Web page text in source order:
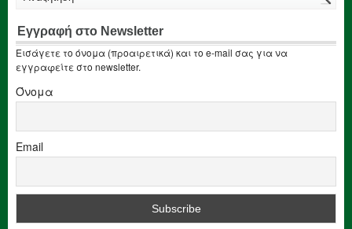
Εγγραφή στο Newsletter
Εισάγετε το όνομα (προαιρετικά) και το e-mail σας για να
εγγραφείτε στο newsletter.
Όνομα
Email